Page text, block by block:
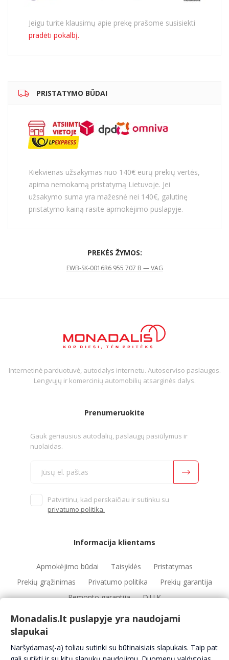
Jeigu turite klausimų apie prekę prašome susisiekti
pradėti pokalbį.
PRISTATYMO BŪDAI
Kiekvienas užsakymas nuo 140€ eurų prekių vertės,
apima nemokamą pristatymą Lietuvoje. Jei
užsakymo suma yra mažesnė nei 140€, galutinę
pristatymo kainą rasite apmokėjimo puslapyje.
PREKĖS ŽYMOS:
EWB-SK-001 6R6 955 707 B — VAG
Internetinė parduotuvė, autodalys internetu. Autoserviso paslaugos.
Lengvųjų ir komercinių automobilių atsarginės dalys.
Prenumeruokite
Gauk geriausius autodalių, paslaugų pasiūlymus ir
nuolaidas.
Patvirtinu, kad perskaičiau ir sutinku su
privatumo politika.
Informacija klientams
Apmokėjimo būdai Taisyklės
Pristatymas
Prekių grąžinimas
Privatumo politika
Prekių garantija
Remonto garantija
D.U.K
Automobilių servisai Automobilių dalys Apie mus
Monadalis.lt puslapyje yra naudojami
slapukai
Naršydamas(-a) toliau sutinki su būtinaisiais slapukais. Taip pat